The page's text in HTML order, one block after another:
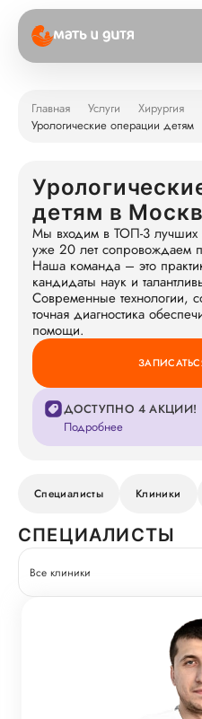
Главная Услуги Хирургия
Урологические операции детям
детям в
Мы входим в ТОП-3 лучших
уже 20 лет сопровождаем
Наша команда – это
кандидаты наук и
Современные технологии,
точная диагностика
помощи.
ДОСТУПНО 4 АКЦИИ!
Подробнее
Специалисты Клиники
СПЕЦИАЛИСТЫ
Все клиники